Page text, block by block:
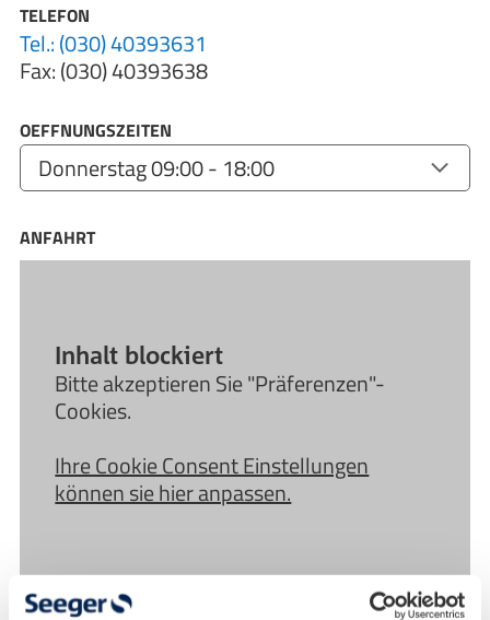
TELEFON
Tel.: (030) 40393631
Fax: (030) 40393638
OEFFNUNGSZEITEN
ANFAHRT
Inhalt blockiert
Bitte akzeptieren Sie "Präferenzen"-
Cookies.
Ihre Cookie Consent Einstellungen
können sie hier anpassen.